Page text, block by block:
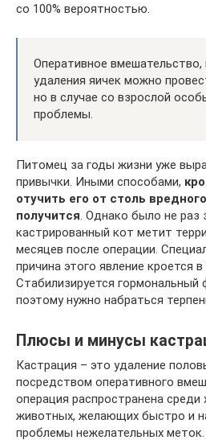
со 100% вероятностью.
Оперативное
удаления яичек можно
но в случае со взрослой
проблемы.
Питомец за годы жизни уже
привычки. Иными способами,
отучить его от столь
получится. Однако было не раз
кастрированный кот метит
месяцев после операции.
причина этого явление кроется
Стабилизируется
поэтому нужно набраться
Плюсы и минусы
Кастрация – это удаление
посредством оперативного
операция распространена
животных, желающих быстро и
проблемы нежелательных